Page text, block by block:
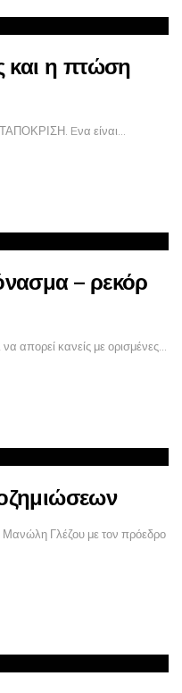
και η πτώση
Eνα είναι…
– ρεκόρ
απορεί κανείς με ορισμένες…
Γλέζου με τον πρόεδρο